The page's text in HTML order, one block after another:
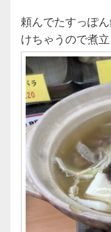
頼んでたすっぽ
けちゃうので煮